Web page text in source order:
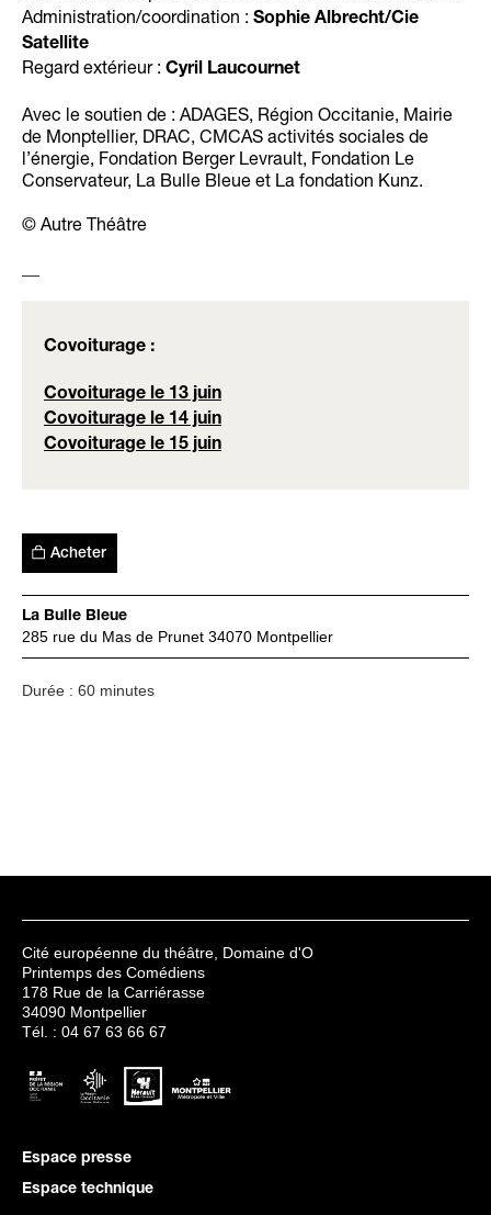
Administration/coordination : Sophie Albrecht/Cie
Satellite
Regard extérieur : Cyril Laucournet
Avec le soutien de : ADAGES, Région Occitanie, Mairie
de Monptellier, DRAC, CMCAS activités sociales de
l’énergie, Fondation Berger Levrault, Fondation Le
Conservateur, La Bulle Bleue et La fondation Kunz.
© Autre Théâtre
Covoiturage :
Covoiturage le 13 juin
Covoiturage le 14 juin
Covoiturage le 15 juin
Acheter
La Bulle Bleue
285 rue du Mas de Prunet 34070 Montpellier
Durée : 60 minutes
Cité européenne du théâtre, Domaine d'O
Printemps des Comédiens
178 Rue de la Carriérasse
34090 Montpellier
Tél. : 04 67 63 66 67
Espace presse
Espace technique